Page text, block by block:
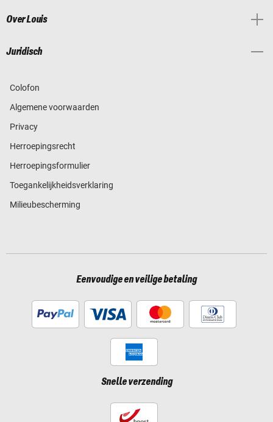
Over Louis
Juridisch
Colofon
Algemene voorwaarden
Privacy
Herroepingsrecht
Herroepingsformulier
Toegankelijkheidsverklaring
Milieubescherming
Eenvoudige en veilige betaling
Snelle verzending